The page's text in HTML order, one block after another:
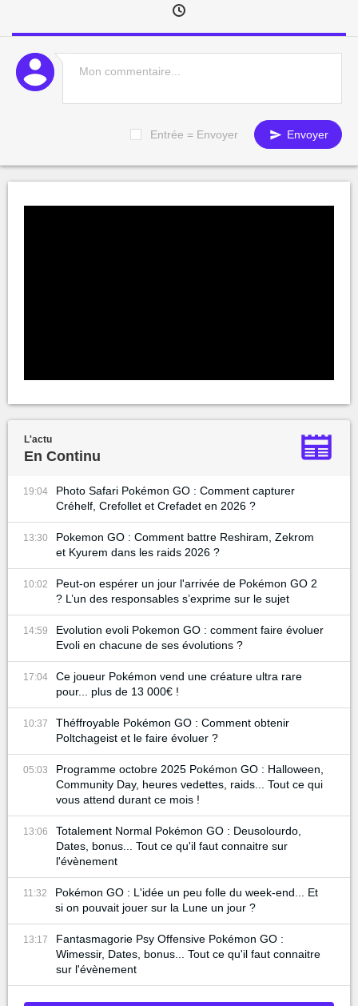
Entrée = Envoyer Envoyer
L'actu
En Continu
19:04
Photo Safari Pokémon GO : Comment capturer
Créhelf, Crefollet et Crefadet en 2026 ?
13:30
Pokemon GO : Comment battre Reshiram, Zekrom
et Kyurem dans les raids 2026 ?
10:02
Peut-on espérer un jour l'arrivée de Pokémon GO 2
? L’un des responsables s’exprime sur le sujet
14:59
Evolution evoli Pokemon GO : comment faire évoluer
Evoli en chacune de ses évolutions ?
17:04
Ce joueur Pokémon vend une créature ultra rare
pour... plus de 13 000€ !
10:37
Théffroyable Pokémon GO : Comment obtenir
Poltchageist et le faire évoluer ?
05:03
Programme octobre 2025 Pokémon GO : Halloween,
Community Day, heures vedettes, raids... Tout ce qui
vous attend durant ce mois !
13:06
Totalement Normal Pokémon GO : Deusolourdo,
Dates, bonus... Tout ce qu'il faut connaitre sur
l'évènement
11:32
Pokémon GO : L'idée un peu folle du week-end... Et
si on pouvait jouer sur la Lune un jour ?
13:17
Fantasmagorie Psy Offensive Pokémon GO :
Wimessir, Dates, bonus... Tout ce qu'il faut connaitre
sur l'évènement